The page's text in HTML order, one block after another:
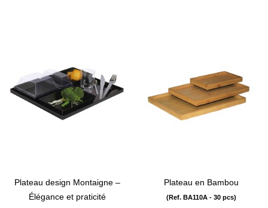
Plateau design Montaigne –
Élégance et praticité
Plateau en Bambou
(Ref. BA110A - 30 pcs)